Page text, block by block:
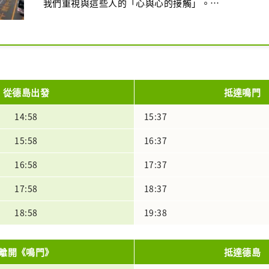
我們重視與這些人的「心與心的接觸」。
從德島出發 抵達鳴門
14:58
15:37
15:58
16:37
16:58
17:37
17:58
18:37
18:58
19:38
開《鳴門》 抵達德島